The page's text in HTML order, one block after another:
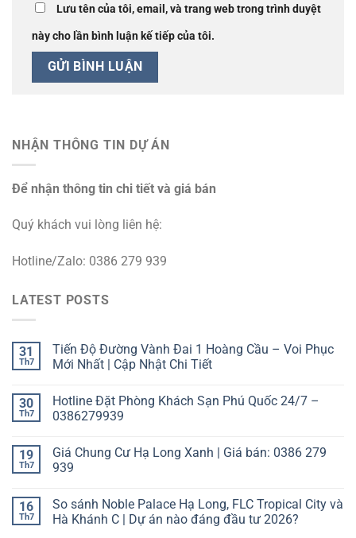
Lưu tên của tôi, email, và trang web trong trình duyệt
này cho lần bình luận kế tiếp của tôi.
NHẬN THÔNG TIN DỰ ÁN
Để nhận thông tin chi tiết và giá bán
Quý khách vui lòng liên hệ:
Hotline/Zalo: 0386 279 939
LATEST POSTS
31
Th7
Tiến Độ Đường Vành Đai 1 Hoàng Cầu – Voi Phục
Mới Nhất | Cập Nhật Chi Tiết
30
Th7
Hotline Đặt Phòng Khách Sạn Phú Quốc 24/7 –
0386279939
19
Th7
Giá Chung Cư Hạ Long Xanh | Giá bán: 0386 279
939
16
Th7
So sánh Noble Palace Hạ Long, FLC Tropical City và
Hà Khánh C | Dự án nào đáng đầu tư 2026?